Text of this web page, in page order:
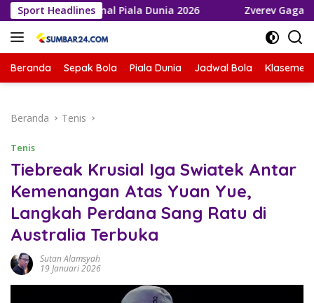
Langsung
ke
konten
Sport Headlines
ke Final Piala Dunia 2026 Zverev Gagal Juara di
Beranda Sepak Bola Piala Dunia Jadwal Bola Klasemen
Beranda Tenis
Tenis
Tiebreak Krusial Iga Swiatek Antar
Kemenangan Atas Yuan Yue,
Langkah Perdana Sang Ratu di
Australia Terbuka
Sutan Alamsyah
19 Januari 2026